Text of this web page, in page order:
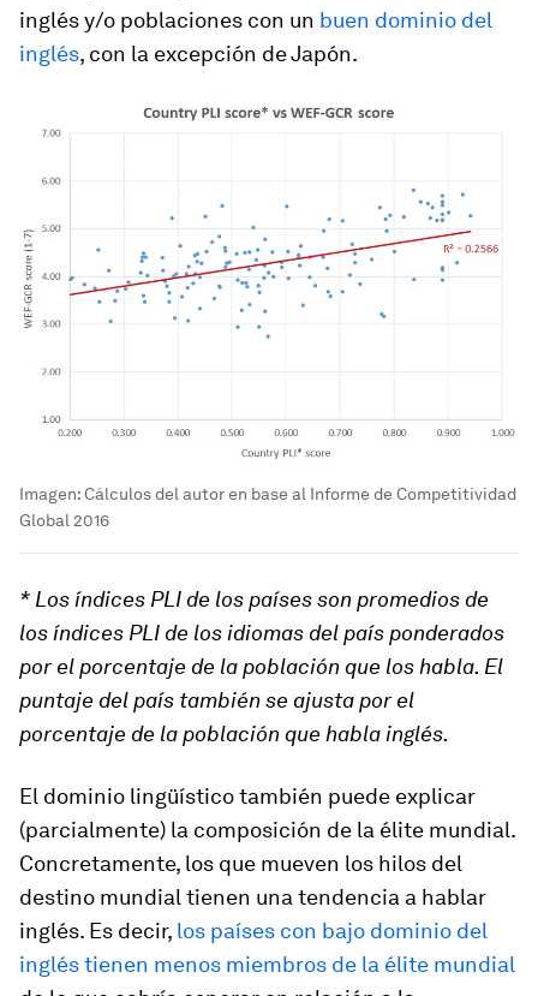
inglés y/o poblaciones con un buen dominio del
inglés, con la excepción de Japón.
Imagen: Cálculos del autor en base al Informe de Competitividad
Global 2016
* Los índices PLI de los países son promedios de
los índices PLI de los idiomas del país ponderados
por el porcentaje de la población que los habla. El
puntaje del país también se ajusta por el
porcentaje de la población que habla inglés.
El dominio lingüístico también puede explicar
(parcialmente) la composición de la élite mundial.
Concretamente, los que mueven los hilos del
destino mundial tienen una tendencia a hablar
inglés. Es decir, los países con bajo dominio del
inglés tienen menos miembros de la élite mundial